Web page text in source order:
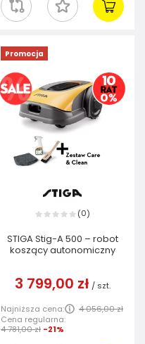
Promocja
(0)
STIGA Stig-A 500 – robot
koszący autonomiczny
3 799,00 zł / szt.
Najniższa cena:
4 056,00 zł
Cena regularna:
4 781,00 zł -21%